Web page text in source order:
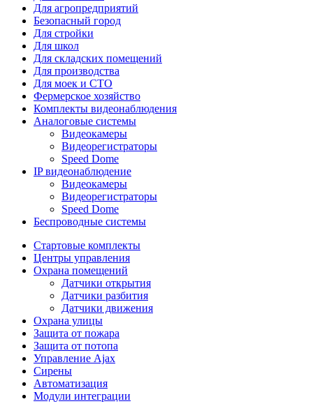
Для агропредприятий
Безопасный город
Для стройки
Для школ
Для складских помещений
Для производства
Для моек и СТО
Фермерское хозяйство
Комплекты видеонаблюдения
Аналоговые системы
Видеокамеры
Видеорегистраторы
Speed Dome
IP видеонаблюдение
Видеокамеры
Видеорегистраторы
Speed Dome
Беспроводные системы
Стартовые комплекты
Центры управления
Охрана помещений
Датчики открытия
Датчики разбития
Датчики движения
Охрана улицы
Защита от пожара
Защита от потопа
Управление Ajax
Сирены
Автоматизация
Модули интеграции